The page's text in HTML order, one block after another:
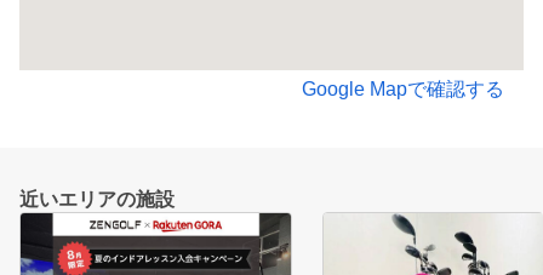
Google Mapで確認する
近いエリアの施設